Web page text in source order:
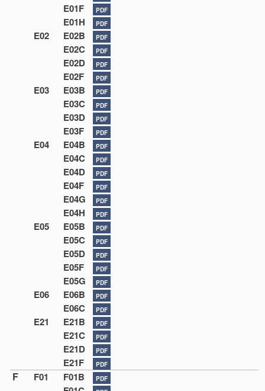
E01F PDF
E01H PDF
E02 E02B PDF
E02C PDF
E02D PDF
E02F PDF
E03 E03B PDF
E03C PDF
E03D PDF
E03F PDF
E04 E04B PDF
E04C PDF
E04D PDF
E04F PDF
E04G PDF
E04H PDF
E05 E05B PDF
E05C PDF
E05D PDF
E05F PDF
E05G PDF
E06 E06B PDF
E06C PDF
E21 E21B PDF
E21C PDF
E21D PDF
E21F PDF
F F01 F01B PDF